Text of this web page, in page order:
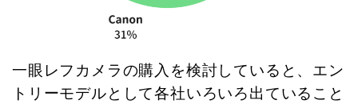
一眼レフカメラの購入を検討していると、エン
トリーモデルとして各社いろいろ出ていること